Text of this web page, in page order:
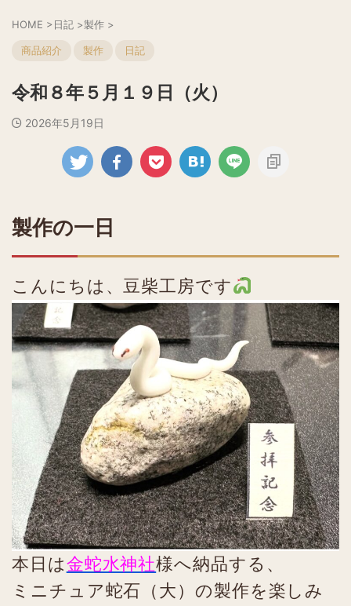
HOME >日記 >製作 >
商品紹介 製作 日記
令和８年５月１９日（火）
2026年5月19日
製作の一日
こんにちは、豆柴工房です
本日は金蛇水神社様へ納品する、
ミニチュア蛇石（大）の製作を楽しみ